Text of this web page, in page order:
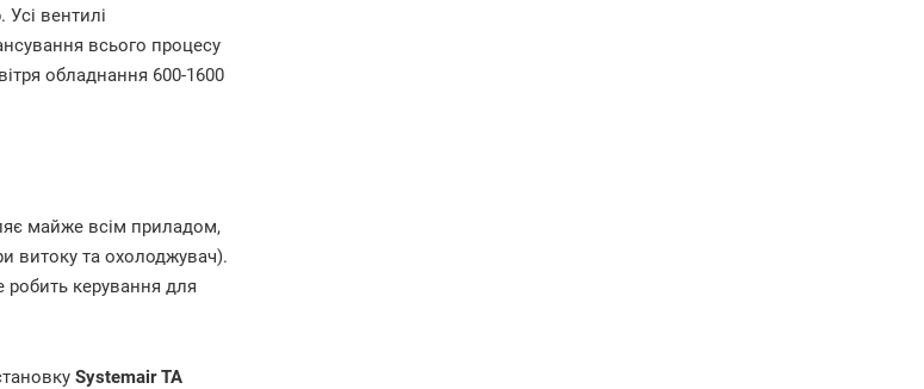
вентилі
всього процесу
обладнання 600-1600
майже всім приладом,
витоку та охолоджувач).
керування для
Systemair TA